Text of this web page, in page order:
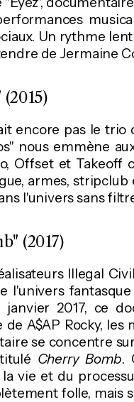
Un rythme
de Jermaine
encore pas le trio
nous emmène
Offset et Takeoff
armes,
l'univers sans
(2017)
Illegal
l'univers
janvier 2017, ce
A$AP Rocky,
se concentre
Cherry Bomb.
vie et du
folle, mais